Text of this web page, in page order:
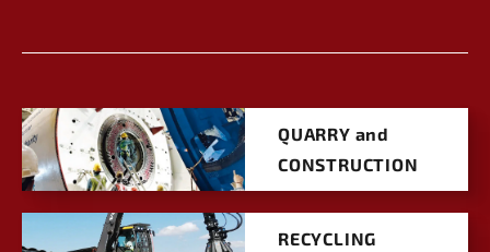
QUARRY and
CONSTRUCTION
RECYCLING